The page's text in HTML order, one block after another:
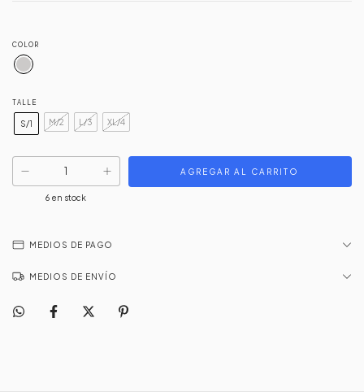
COLOR
TALLE
S/1 M/2 L/3 XL/4
6 en stock
MEDIOS DE PAGO
MEDIOS DE ENVÍO